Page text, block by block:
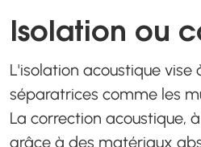
Isolation ou
L'isolation acoustique vise
séparatrices comme les
La correction acoustique,
grâce à des matériaux